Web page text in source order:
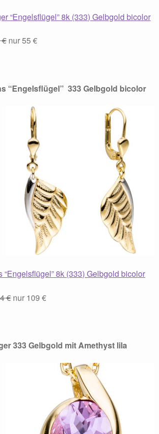
“Engelsflügel” 8k (333) Gelbgold bicolor
€nur 55 €
“Engelsflügel” 333 Gelbgold bicolor
“Engelsflügel” 8k (333) Gelbgold bicolor
€nur 109 €
333 Gelbgold mit Amethyst lila